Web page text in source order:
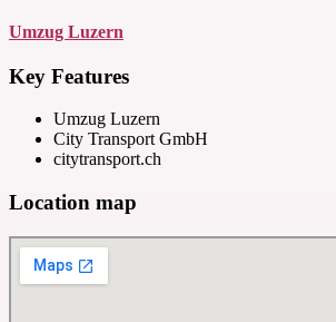
Umzug Luzern
Key Features
Umzug Luzern
City Transport GmbH
citytransport.ch
Location map